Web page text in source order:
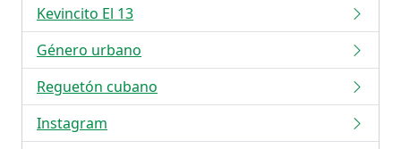
Kevincito El 13
Género urbano
Reguetón cubano
Instagram